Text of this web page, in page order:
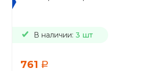
В наличии: 3 шт
761 a